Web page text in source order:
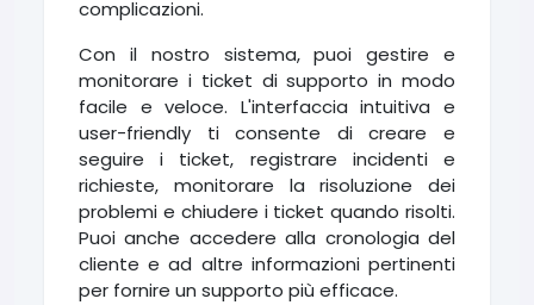
complicazioni.
Con il nostro sistema, puoi gestire e
monitorare i ticket di supporto in modo
facile e veloce. L'interfaccia intuitiva e
user-friendly ti consente di creare e
seguire i ticket, registrare incidenti e
richieste, monitorare la risoluzione dei
problemi e chiudere i ticket quando risolti.
Puoi anche accedere alla cronologia del
cliente e ad altre informazioni pertinenti
per fornire un supporto più efficace.